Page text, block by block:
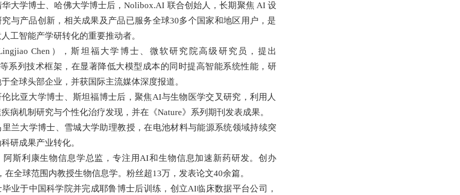
大学博士、哈佛大学博士后，Nolibox.AI 联合创始人，长期聚焦 AI 设
与产品创新， 相关成果及产品已服务全球30多个国家和地区用户， 是
工智能产学研转化的重要推动者。
Chen），斯坦福大学博士、微软研究院高级研究员，提出
等系列技术框架，在显著降低大模型成本的同时提高智能系统性能， 研
全球头部企业，并获国际主流媒体深度报道。
比亚大学博士、斯坦福博士后， 聚焦AI与生物医学交叉研究， 利用人
病机制研究与个性化治疗发现，并在《Nature》系列期刊发表成果。
兰大学博士、雪城大学助理教授，在电池材料与能源系统领域持续突
研成果产业转化。
阿斯利康生物信息学总监，专注用AI和生物信息加速新药研发。创办
在全球范围内教授生物信息学。粉丝超13万，发表论文40余篇。
业于中国科学院并完成耶鲁博士后训练，创立AI临床数据平台公司，